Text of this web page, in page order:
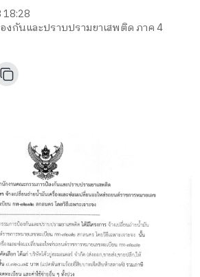
18:28
งกันและปราบปรามยาเสพติด ภาค 4